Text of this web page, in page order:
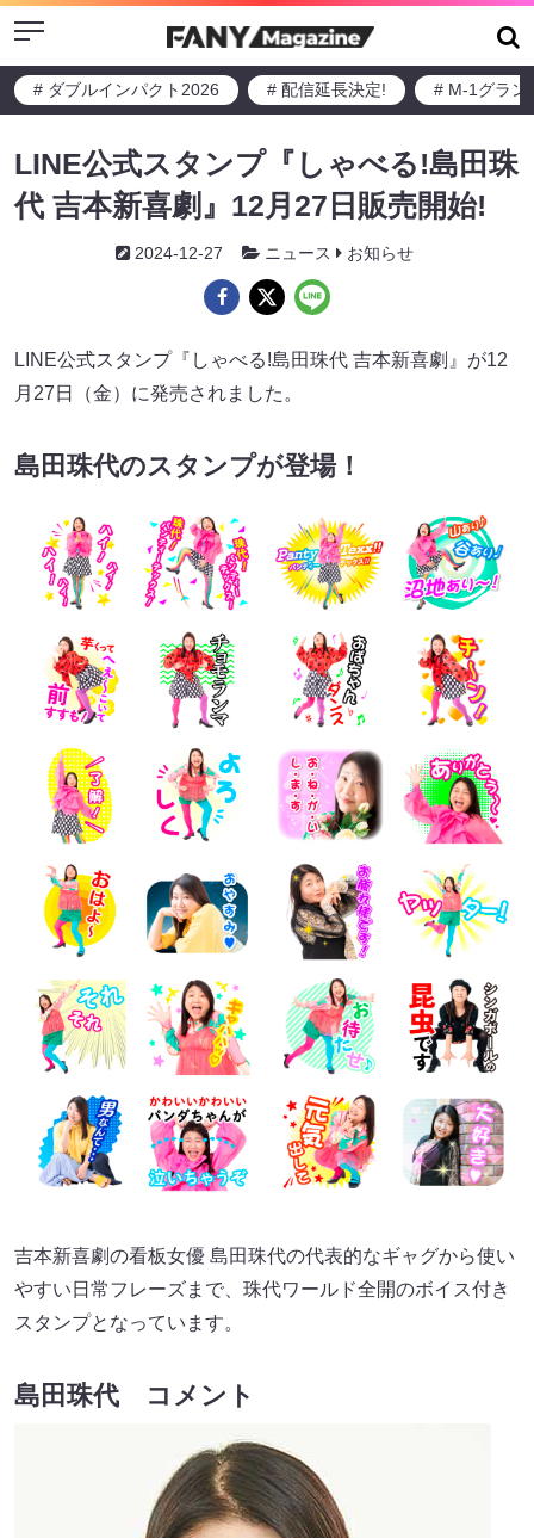
Menu
# ダブルインパクト2026 # 配信延長決定! # M-1グラン
LINE公式スタンプ『しゃべる!島田珠
代 吉本新喜劇』12月27日販売開始!
2024-12-27 ニュース お知らせ
LINE公式スタンプ『しゃべる!島田珠代 吉本新喜劇』が12
月27日（金）に発売されました。
島田珠代のスタンプが登場！
吉本新喜劇の看板女優 島田珠代の代表的なギャグから使い
やすい日常フレーズまで、珠代ワールド全開のボイス付き
スタンプとなっています。
島田珠代 コメント